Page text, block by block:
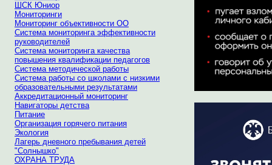
ШСК Юниор
Мониторинги
Мониторинг объективности ОО
Система мониторинга эффективности
руководителей
Система мониторинга качества
повышения квалификации педагогов
Система методической работы
Система работы со школами с низкими
образовательными результатами
Аккредитационный мониторинг
Навигаторы детства
Питание
Организация горячего питания
Экология
Лагерь дневного пребывания детей
"Солнышко"
ОХРАНА ТРУДА